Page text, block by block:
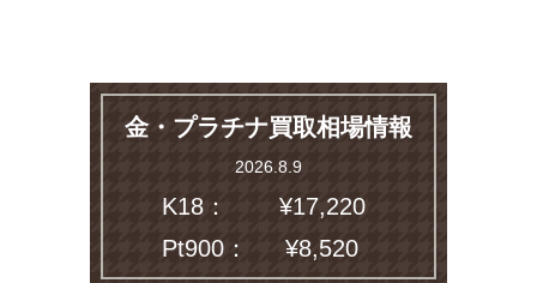
金・プラチナ買取相場情報
2026.8.9
K18：
¥17,220
Pt900：
¥8,520